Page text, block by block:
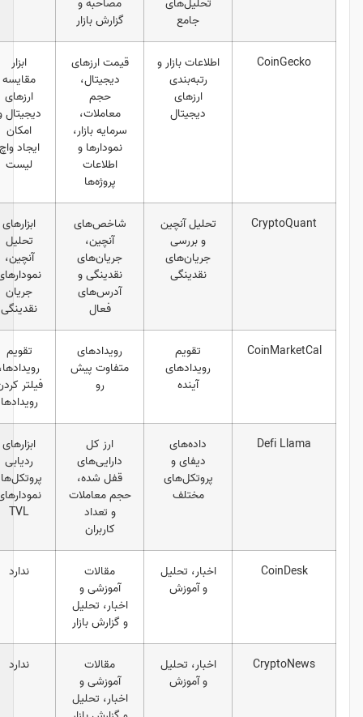
گزارش بازار
اطلاعات بازار و
قیمت ارزهای
دیجیتال،
حجم
معاملات،
ابزار
مقایسه
ارزهای
دیجیتال و
امکان
ایجاد واچ
لیست
عمومی،
تریدرها،
تحلیلگران،
سرمایه‌گذاران
و هولدرها
تحلیل آنچین
شاخص‌های
آنچین،
جریان‌های
نقدینگی و
ابزارهای
تحلیل
آنچین،
نمودارهای
جریان
نقدینگی
تحلیلگران
متخصص
تقویم
رویدادهای
متفاوت پیش
تقویم
رویدادها،
فیلتر کردن
سرمایه‌گذاران،
هولدرها و
تردیدرها
داده‌های
ارز کل
دارایی‌های
قفل شده،
حجم معاملات
ابزارهای
ردیابی
پروتکل‌ها،
نمودارهای
TVL
علاقه‌مندان به
پروژه‌های
دیفای
اخبار، تحلیل
مقالات
آموزشی و
ندارد
اخبار، تحلیل
مقالات
آموزشی و
ندارد